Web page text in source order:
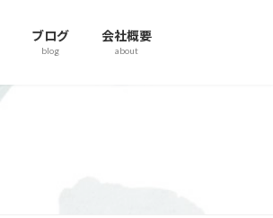
ブログ
blog
会社概要
about